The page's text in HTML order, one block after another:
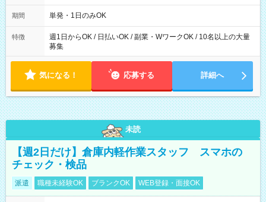
～21：00
期間 単発・1日のみOK
特徴
週1日からOK / 日払いOK / 副業・WワークOK / 10名以上の大量
募集
気になる！ 応募する 詳細へ
未読
【週2日だけ】倉庫内軽作業スタッフ スマホの
チェック・検品
派遣 職種未経験OK ブランクOK WEB登録・面接OK